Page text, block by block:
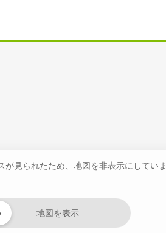
が見られたため、地図を非表示にしていま
地図を表示